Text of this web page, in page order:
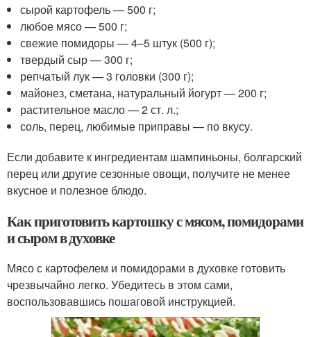
сырой картофель — 500 г;
любое мясо — 500 г;
свежие помидоры — 4–5 штук (500 г);
твердый сыр — 300 г;
репчатый лук — 3 головки (300 г);
майонез, сметана, натуральный йогурт — 200 г;
растительное масло — 2 ст. л.;
соль, перец, любимые приправы — по вкусу.
Если добавите к ингредиентам шампиньоны, болгарский
перец или другие сезонные овощи, получите не менее
вкусное и полезное блюдо.
Как приготовить картошку с мясом, помидорами
и сыром в духовке
Мясо с картофелем и помидорами в духовке готовить
чрезвычайно легко. Убедитесь в этом сами,
воспользовавшись пошаговой инструкцией.